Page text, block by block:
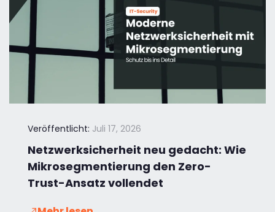
Veröffentlicht: Juli 17, 2026
Netzwerksicherheit neu gedacht: Wie
Mikrosegmentierung den Zero-
Trust-Ansatz vollendet